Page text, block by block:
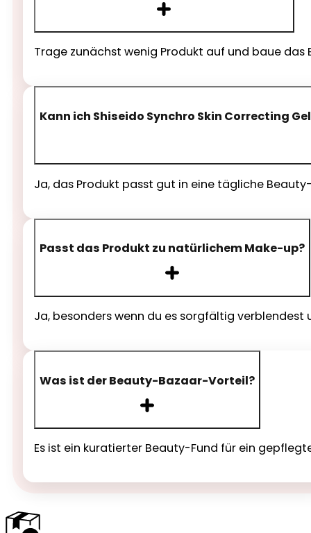
Trage zunächst wenig Produkt auf und baue das
Kann ich Shiseido Synchro Skin Correcting
Ja, das Produkt passt gut in eine tägliche
Passt das Produkt zu natürlichem Make-up?
Ja, besonders wenn du es sorgfältig
Was ist der Beauty-Bazaar-Vorteil?
Es ist ein kuratierter Beauty-Fund für ein